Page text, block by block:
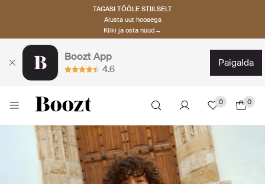
TAGASI TÖÖLE STIILSELT
Alusta uut hooaega
Kliki ja osta nüüd→
Boozt App
4.6
paigalda
0 0